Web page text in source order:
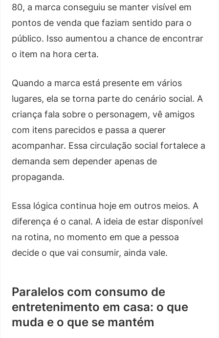
80, a marca conseguiu se manter visível em
pontos de venda que faziam sentido para o
público. Isso aumentou a chance de encontrar
o item na hora certa.
Quando a marca está presente em vários
lugares, ela se torna parte do cenário social. A
criança fala sobre o personagem, vê amigos
com itens parecidos e passa a querer
acompanhar. Essa circulação social fortalece a
demanda sem depender apenas de
propaganda.
Essa lógica continua hoje em outros meios. A
diferença é o canal. A ideia de estar disponível
na rotina, no momento em que a pessoa
decide o que vai consumir, ainda vale.
Paralelos com consumo de
entretenimento em casa: o que
muda e o que se mantém